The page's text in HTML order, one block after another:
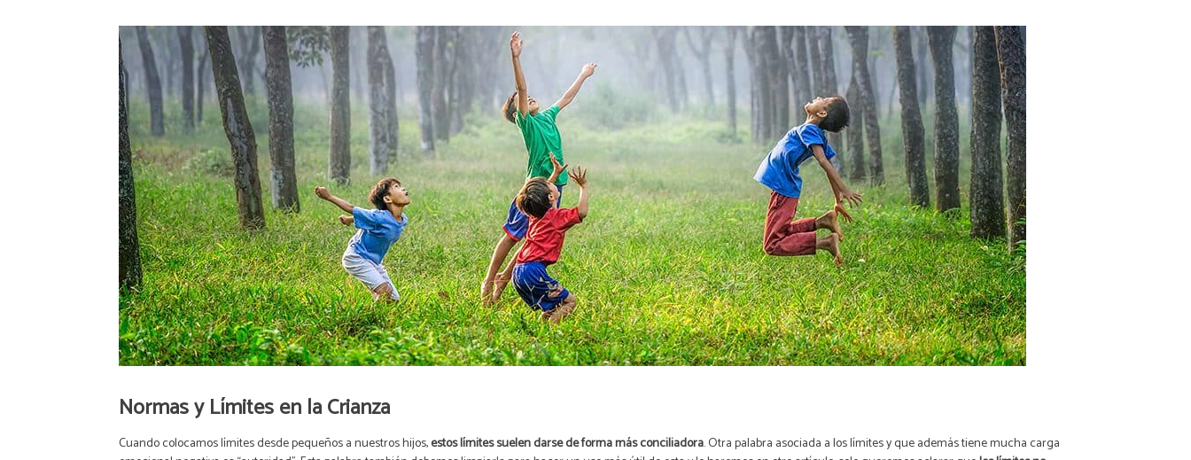
Normas y Límites en la Crianza
Cuando colocamos límites desde pequeños a nuestros hijos,estos límites suelen darse de forma más conciliadora. Otra palabra asociada a los límites y que además tiene mucha carga